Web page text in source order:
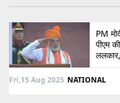
PM
पीएम
Fri,15 Aug 2025 NATIONAL